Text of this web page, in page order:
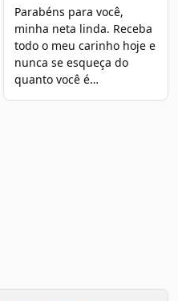
Parabéns para você,
minha neta linda. Receba
todo o meu carinho hoje e
nunca se esqueça do
quanto você é…